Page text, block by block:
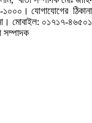
যোগাযোগের
মোবাইল: ০১৭১৭-
সম্পাদক